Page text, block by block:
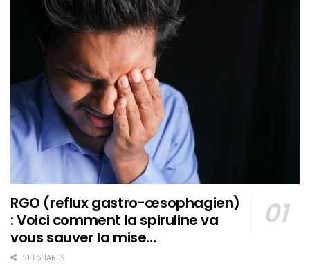
RGO (reflux gastro-œsophagien)
: Voici comment la spiruline va
vous sauver la mise…
513 SHARES